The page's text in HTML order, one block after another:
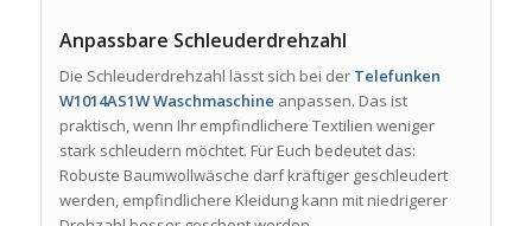
Anpassbare Schleuderdrehzahl
Die Schleuderdrehzahl lässt sich bei der Telefunken
W1014AS1W Waschmaschine anpassen. Das ist
praktisch, wenn Ihr empfindlichere Textilien weniger
stark schleudern möchtet. Für Euch bedeutet das:
Robuste Baumwollwäsche darf kräftiger geschleudert
werden, empfindlichere Kleidung kann mit niedrigerer